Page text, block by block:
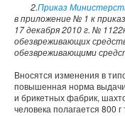
2.Приказ
в приложение № 1 к
17 декабря 2010 г. №
обезвреживающих
обезвреживающими
Вносятся изменения в
повышенная норма
и брикетных фабрик,
человека полагается 800